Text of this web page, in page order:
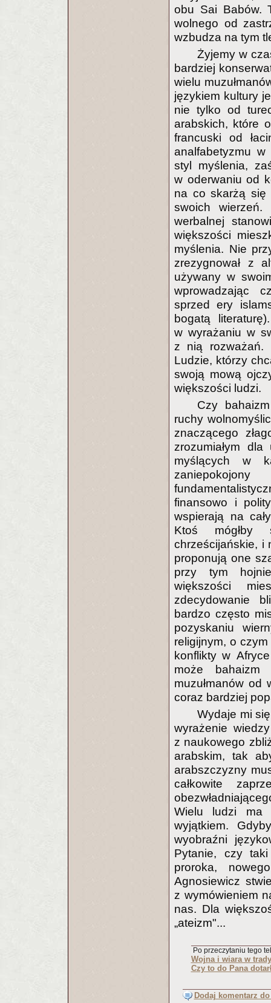
obu Sai Babów.
wolnego od
wzbudza na tym
Żyjemy w
bardziej
wielu
językiem kultury
nie tylko od
arabskich, które
francuski od
analfabetyzmu
styl myślenia,
w oderwaniu od
na co skarżą się
swoich wierzeń.
werbalnej
większości
myślenia. Nie
zrezygnował z
używany w
wprowadzając
sprzed ery
bogatą
w wyrażaniu w
z nią rozważań.
Ludzie, którzy
swoją mową
większości ludzi.
Czy
ruchy
znaczącego
zrozumiałym
myślących w
finansowo i
wspierają na
Ktoś mógłby
chrześcijańskie, i
proponują one
przy tym
większości
zdecydowanie
bardzo często
pozyskaniu
religijnym, o
konflikty w
może
muzułmanów od
coraz bardziej
Wydaje mi
wyrażenie
z naukowego
arabskim, tak
arabszczyzny
całkowite
Wielu ludzi ma
wyjątkiem.
wyobraźni
Pytanie, czy taki
proroka,
Agnosiewicz
z wymówieniem
nas. Dla
„ateizm"...
Po przeczytaniu tego
Wojna i wiara w
Czy to do Pana
Dodaj komentarz